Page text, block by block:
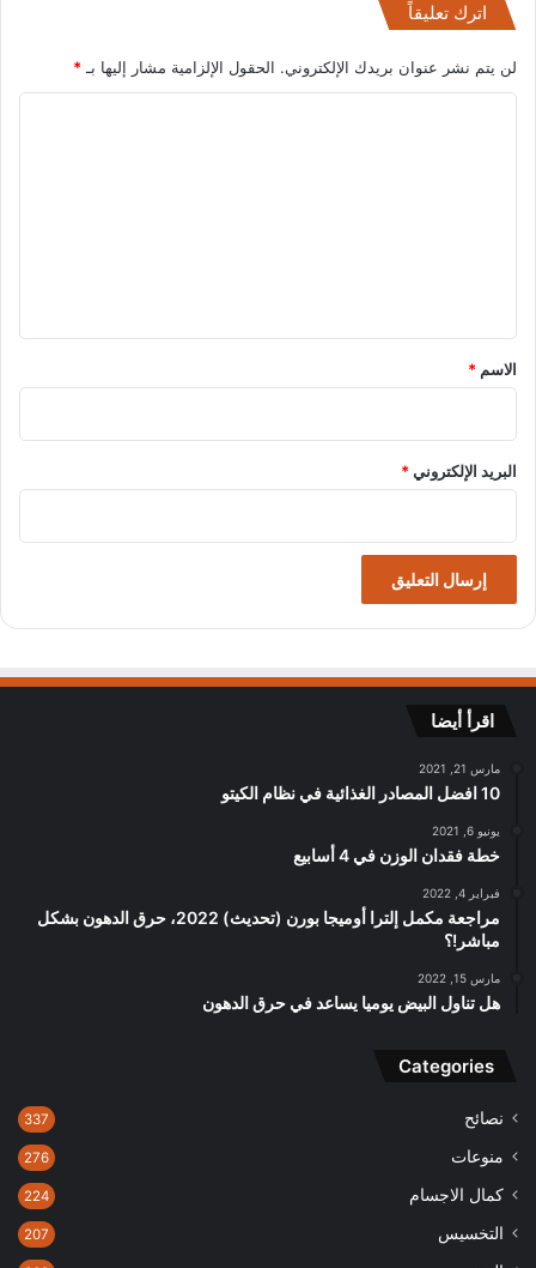
اترك تعليقاً
لن يتم نشر عنوان بريدك الإلكتروني. الحقول الإلزامية مشار إليها بـ*
*
الاسم *
البريد الإلكتروني*
اقرأ أيضا
مارس 21, 2021
10 افضل المصادر الغذائية في نظام الكيتو
يونيو 6, 2021
خطة فقدان الوزن في 4 أسابيع
فبراير 4, 2022
مراجعة مكمل إلترا أوميجا بورن (تحديث) 2022، حرق الدهون بشكل
مباشر!؟
مارس 15, 2022
هل تناول البيض يوميا يساعد في حرق الدهون
Categories
نصائح 337
منوعات 276
كمال الاجسام 224
التخسيس 207